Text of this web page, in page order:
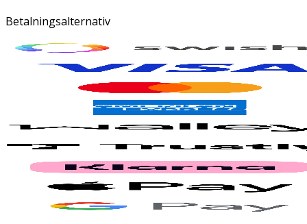
Betalningsalternativ